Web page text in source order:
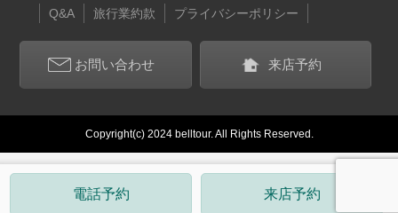
Q&A 旅行業約款 プライバシーポリシー
お問い合わせ 来店予約
Copyright(c) 2024 belltour. All Rights Reserved.
電話予約 来店予約